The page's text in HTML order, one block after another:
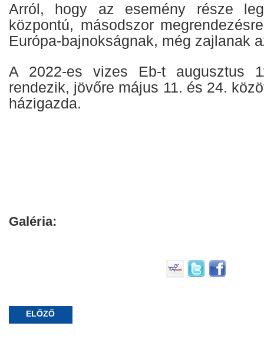
Arról, hogy az esemény része
központú, másodszor
Európa-bajnokságnak, még zajlanak
A 2022-es vizes Eb-t augusztus
rendezik, jövőre május 11. és 24.
házigazda.
Galéria:
ELŐZŐ